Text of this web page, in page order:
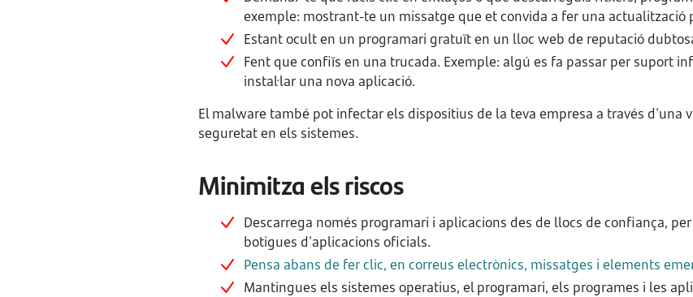
exemple: mostrant-te un missatge que et convida a fer una actualització
Estant ocult en un programari gratuït en un lloc web de reputació
Fent que confiïs en una trucada. Exemple: algú es fa passar per suport
instal·lar una nova aplicació.
El malware també pot infectar els dispositius de la teva empresa a través d'una
seguretat en els sistemes.
Minimitza els riscos
Descarrega només programari i aplicacions des de llocs de confiança,
botigues d'aplicacions oficials.
Pensa abans de fer clic, en correus electrònics, missatges i elements
Mantingues els sistemes operatius, el programari, els programes i les